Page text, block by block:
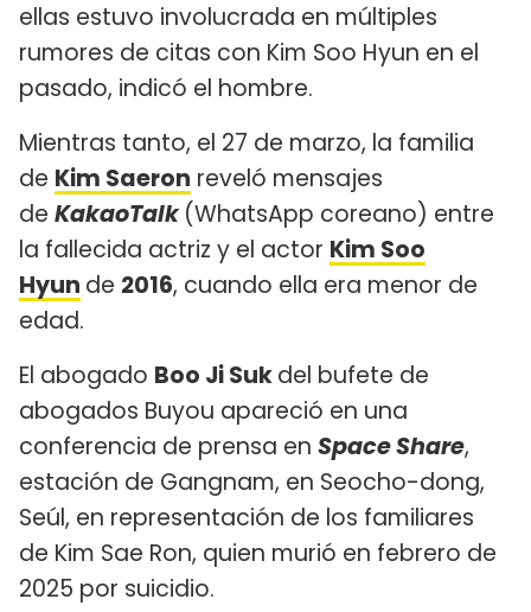
ellas estuvo involucrada en múltiples
rumores de citas con Kim Soo Hyun en el
pasado, indicó el hombre.
Mientras tanto, el 27 de marzo, la familia
de Kim Saeron reveló mensajes
de KakaoTalk(WhatsApp coreano) entre
la fallecida actriz y el actor Kim Soo
Hyun de 2016, cuando ella era menor de
edad.
El abogado Boo Ji Sukdel bufete de
abogados Buyou apareció en una
conferencia de prensa en Space Share,
estación de Gangnam, en Seocho-dong,
Seúl, en representación de los familiares
de Kim Sae Ron, quien murió en febrero de
2025 por suicidio.